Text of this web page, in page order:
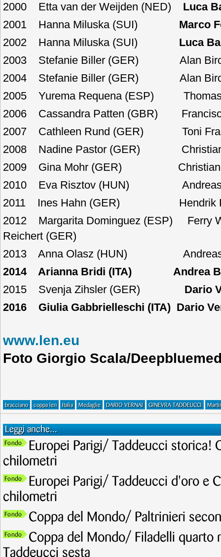
2000 Etta van der Weijden (NED) Luca
2001 Hanna Miluska (SUI) Marco
2002 Hanna Miluska (SUI) Luca
2003 Stefanie Biller (GER) Alan
2004 Stefanie Biller (GER) Alan
2005 Yurema Requena (ESP) Thomas
2006 Cassandra Patten (GBR)
2007 Cathleen Rund (GER) Toni
2008 Nadine Pastor (GER) Christian
2009 Gina Mohr (GER) Christian
2010 Eva Risztov (HUN) Andreas
2011 Ines Hahn (GER) Hendrik
2012 Margarita Dominguez (ESP) Ferry
Reichert (GER)
2013 Anna Olasz (HUN) Andreas
2014 Arianna Bridi (ITA) Andrea
2015 Svenja Zihsler (GER) Dario
2016 Giulia Gabbrielleschi (ITA) Dario
www.len.eu
Foto Giorgio Scala/
bracciano coppa len Italia Medaglie DARIO VERNAI GINEVRA TADDEUCCI
Leggi anche...
Fondo
Europei Parigi/ Taddeucci storica!
chilometri
Fondo
Europei Parigi/ Taddeucci d'oro e
chilometri
Fondo Coppa del Mondo/ Paltrinieri
Fondo
Coppa del Mondo/ Filadelli quarto
Taddeucci sesta